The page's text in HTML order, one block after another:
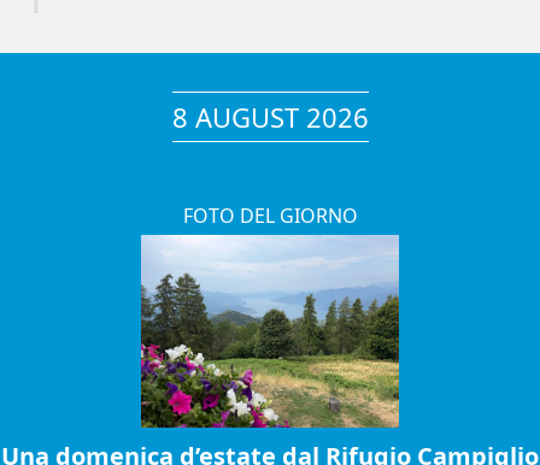
8 AUGUST 2026
FOTO DEL GIORNO
Una domenica d’estate dal Rifugio Campiglio